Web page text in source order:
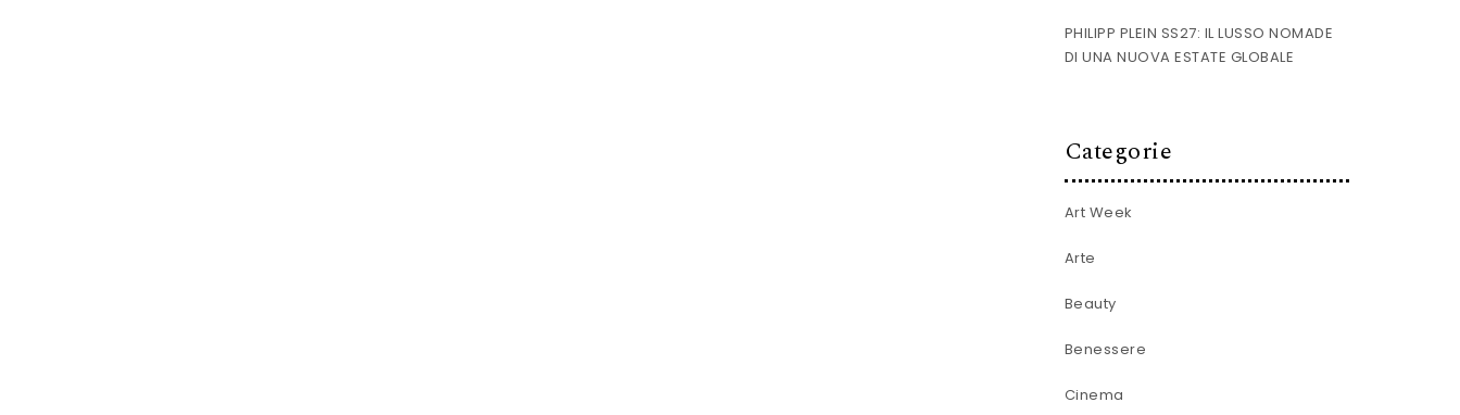
PHILIPP PLEIN SS27: IL LUSSO NOMADE
DI UNA NUOVA ESTATE GLOBALE
Categorie
Art Week
Arte
Beauty
Benessere
Cinema